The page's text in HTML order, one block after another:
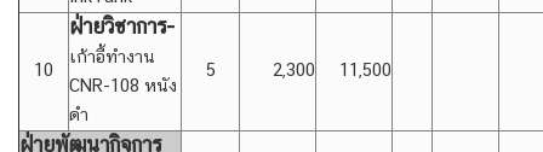
10
ฝ่ายวิชาการ-
เก้าอี้ทำงาน
CNR-108 หนัง
ดำ
5 2,300 11,500